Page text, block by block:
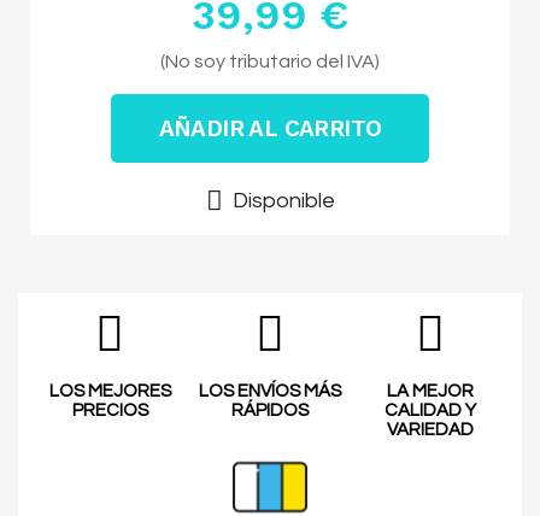
39,99 €
Impuestos excluidos
(No soy tributario del IVA)
AÑADIR AL CARRITO
Disponible
LOS MEJORES
PRECIOS
LOS ENVÍOS MÁS
RÁPIDOS
LA MEJOR
CALIDAD Y
VARIEDAD